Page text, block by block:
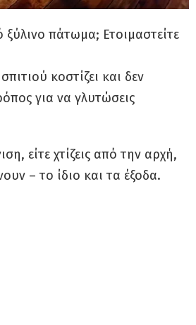
ξύλινο πάτωμα; Ετοιμαστείτε
κοστίζει και δεν
για να γλυτώσεις
είτε χτίζεις από την αρχή,
– το ίδιο και τα έξοδα.